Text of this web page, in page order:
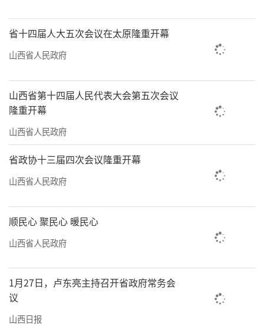
省十四届人大五次会议在太原隆重开幕
山西省人民政府
山西省第十四届人民代表大会第五次会议
隆重开幕
山西省人民政府
省政协十三届四次会议隆重开幕
山西省人民政府
顺民心 聚民心 暖民心
山西省人民政府
1月27日，卢东亮主持召开省政府常务会
议
山西日报